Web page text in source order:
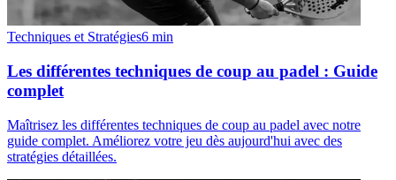
Techniques et Stratégies6 min
Les différentes techniques de coup au padel : Guide
complet
Maîtrisez les différentes techniques de coup au padel avec notre
guide complet. Améliorez votre jeu dès aujourd'hui avec des
stratégies détaillées.